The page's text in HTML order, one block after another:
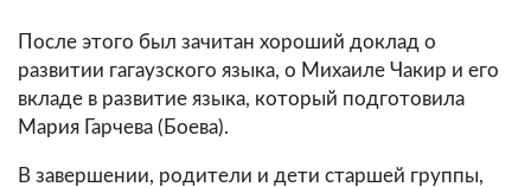
После этого был зачитан хороший доклад о
развитии гагаузского языка, о Михаиле Чакир и его
вкладе в развитие языка, который подготовила
Мария Гарчева (Боева).
В завершении, родители и дети старшей группы,